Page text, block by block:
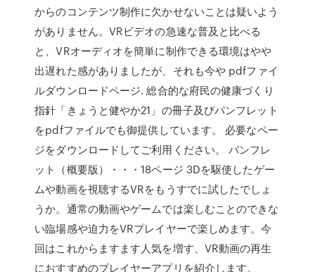
からのコンテンツ制作に欠かせないことは疑いよう
がありません。VRビデオの急速な普及と比べる
と、VRオーディオを簡単に制作できる環境はやや
出遅れた感がありましたが、それも今や pdfファイ
ルダウンロードページ. 総合的な府民の健康づくり
指針「きょうと健やか21」の冊子及びパンフレット
をpdfファイルでも御提供しています。 必要なペー
ジをダウンロードしてご利用ください。 パンフレ
ット（概要版）・・・18ページ 3Dを駆使したゲー
ムや動画を視聴するVRをもうすでに試したでしょ
うか。通常の動画やゲームでは楽しむことのできな
い臨場感や迫力をVRプレイヤーで楽しめます。今
回はこれからますます人気を増す、VR動画の再生
におすすめのプレイヤーアプリを紹介します。